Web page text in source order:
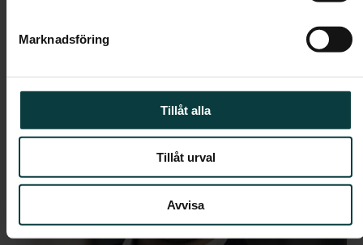
Marknadsföring
Tillåt alla
Tillåt urval
Avvisa